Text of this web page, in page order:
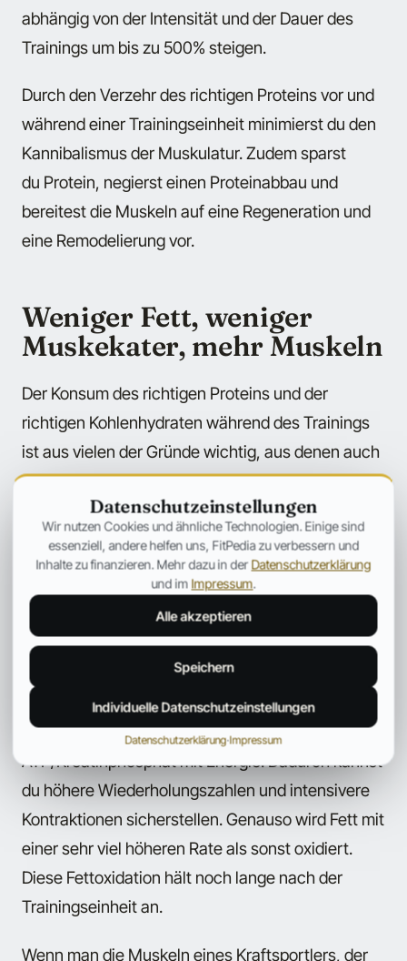
abhängig von der Intensität und der Dauer des
Trainings um bis zu 500% steigen.
Durch den Verzehr des richtigen Proteins vor und
während einer Trainingseinheit minimierst du den
Kannibalismus der Muskulatur. Zudem sparst
du Protein, negierst einen Proteinabbau und
bereitest die Muskeln auf eine Regeneration und
eine Remodelierung vor.
Weniger Fett, weniger
Muskekater, mehr Muskeln
Der Konsum des richtigen Proteins und der
richtigen Kohlenhydraten während des Trainings
ist aus vielen der Gründe wichtig, aus denen auch
der Verzehr von Protein und Kohlenhydraten vor
dem Training wichtig ist.
Die Insulinspiegel werden hoch und die Spiegel
kataboler Hormone werden niedrig gehalten.
Gleichzeitig wird sichergestellt, dass die Muskeln
eine kontinuierliche Zufuhr von Nährstoffen und
Bausteinen erhalten. Das Protein und die
Kohlenhydrate halten den Proteinabbau niedrig
und die Kohlenhydrate, versorgen den
ATP/Kreatinphosphat mit Energie. Dadurch kannst
du höhere Wiederholungszahlen und intensivere
Kontraktionen sicherstellen. Genauso wird Fett mit
einer sehr viel höheren Rate als sonst oxidiert.
Diese Fettoxidation hält noch lange nach der
Trainingseinheit an.
Wenn man die Muskeln eines Kraftsportlers, der
Datenschutzeinstellungen
Wir nutzen Cookies und ähnliche Technologien. Einige sind
essenziell, andere helfen uns, FitPedia zu verbessern und
Inhalte zu finanzieren. Mehr dazu in derDatenschutzerklärung
und im Impressum.
Alle akzeptieren
Speichern
Individuelle Datenschutzeinstellungen
Datenschutzerklärung·Impressum